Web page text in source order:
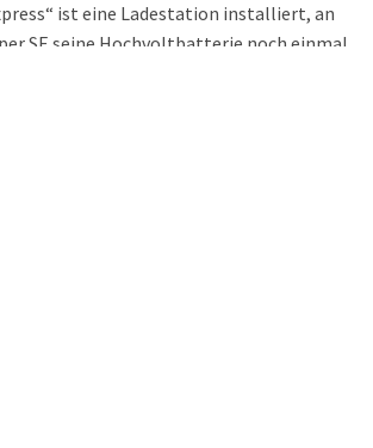
ist eine Ladestation installiert, an
SE seine Hochvoltbatterie noch einmal